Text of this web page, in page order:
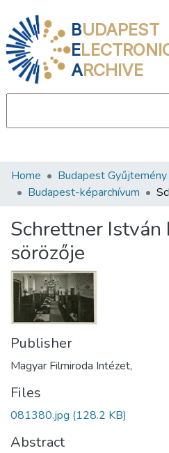
BUDAPEST
E
ARCHIVE
Communities & Collections
Statistics
About us
Home Budapest Gyűjtemény
Budapest-képarchívum
Schrettner István
sörözője
Publisher
Magyar Filmiroda Intézet,
Files
081380.jpg (128.2 KB)
Abstract